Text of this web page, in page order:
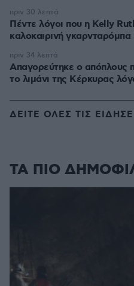
Πέντε λόγοι που η Kelly
καλοκαιρινή γκαρνταρόμπα
πριν 30 λεπτά
Απαγορεύτηκε ο απόπλους
το λιμάνι της Κέρκυρας
πριν 34 λεπτά
ΔΕΙΤΕ ΟΛΕΣ ΤΙΣ
ΤΑ ΠΙΟ